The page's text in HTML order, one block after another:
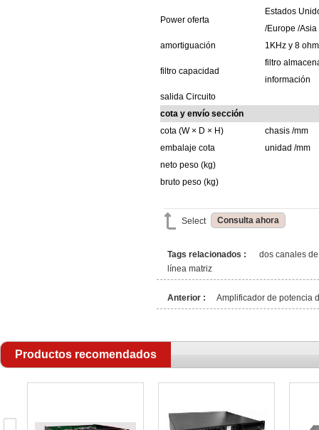
Power oferta
Estados
/Europe /Asia
amortiguación
1KHz y 8 ohm
filtro capacidad
filtro
información
salida Circuito
cota y envío sección
cota (W × D × H) chasis /mm
embalaje cota unidad /mm
neto peso (kg)
bruto peso (kg)
Select Consulta ahora
Tags relacionados :
dos canales
línea matriz
Anterior : Amplificador de potencia
Productos recomendados